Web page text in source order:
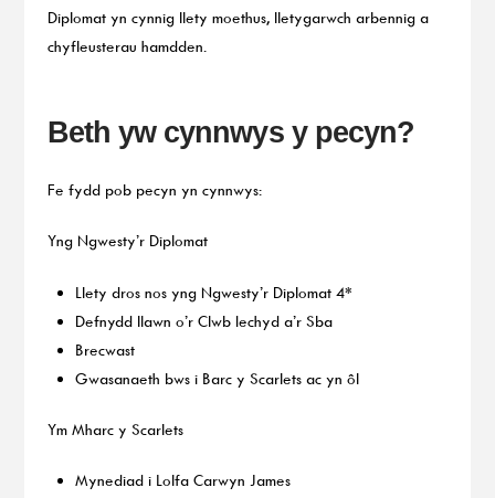
Diplomat yn cynnig llety moethus, lletygarwch arbennig a
chyfleusterau hamdden.
Beth yw cynnwys y pecyn?
Fe fydd pob pecyn yn cynnwys:
Yng Ngwesty’r Diplomat
Llety dros nos yng Ngwesty’r Diplomat 4*
Defnydd llawn o’r Clwb Iechyd a’r Sba
Brecwast
Gwasanaeth bws i Barc y Scarlets ac yn ôl
Ym Mharc y Scarlets
Mynediad i Lolfa Carwyn James